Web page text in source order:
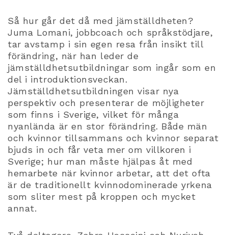
Så hur går det då med jämställdheten?
Juma Lomani, jobbcoach och språkstödjare,
tar avstamp i sin egen resa från insikt till
förändring, när han leder de
jämställdhetsutbildningar som ingår som en
del i introduktionsveckan.
Jämställdhetsutbildningen visar nya
perspektiv och presenterar de möjligheter
som finns i Sverige, vilket för många
nyanlända är en stor förändring. Både män
och kvinnor tillsammans och kvinnor separat
bjuds in och får veta mer om villkoren i
Sverige; hur man måste hjälpas åt med
hemarbete när kvinnor arbetar, att det ofta
är de traditionellt kvinnodominerade yrkena
som sliter mest på kroppen och mycket
annat.